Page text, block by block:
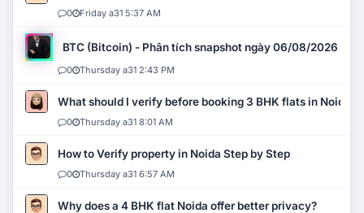
0 Friday a31 5:37 AM
BTC (Bitcoin) - Phân tích snapshot ngày 06/08/2026
0 Thursday a31 2:43 PM
What should I verify before booking 3 BHK flats in Noida?
0 Thursday a31 8:01 AM
How to Verify property in Noida Step by Step
0 Thursday a31 6:57 AM
Why does a 4 BHK flat Noida offer better privacy?